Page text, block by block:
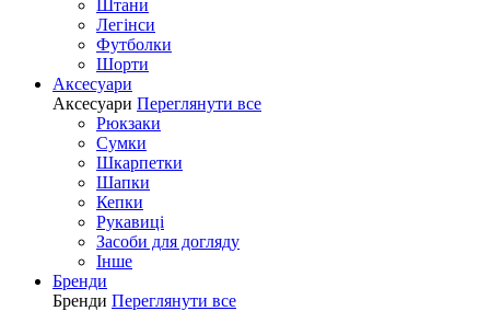
Штани
Легінси
Футболки
Шорти
Аксесуари
Аксесуари Переглянути все
Рюкзаки
Сумки
Шкарпетки
Шапки
Кепки
Рукавиці
Засоби для догляду
Інше
Бренди
Бренди Переглянути все